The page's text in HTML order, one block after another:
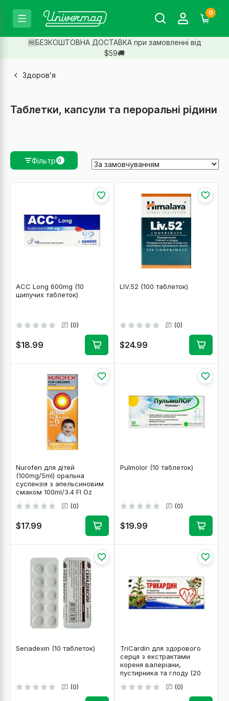
0
🆓БЕЗКОШТОВНА ДОСТАВКА при замовленні від
$59🚚
Здоров’я
Таблетки, капсули та пероральні рідини
Фільтр 0
ACC Long 600mg (10
шипучих таблеток)
(0)
$18.99
LIV.52 (100 таблеток)
(0)
$24.99
Nurofen для дітей
(100mg/5ml) оральна
суспензія з апельсиновим
смаком 100ml/3.4 Fl Oz
(0)
$17.99
Pulmolor (10 таблеток)
(0)
$19.99
Senadexin (10 таблеток)
(0)
TriCardin для здорового
серця з екстрактами
кореня валеріани,
пустирника та глоду (20
(0)